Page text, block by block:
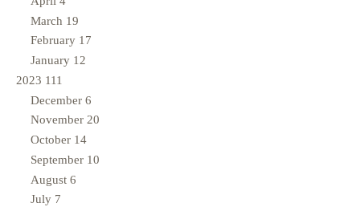
March 19
February 17
January 12
2023 111
December 6
November 20
October 14
September 10
August 6
July 7